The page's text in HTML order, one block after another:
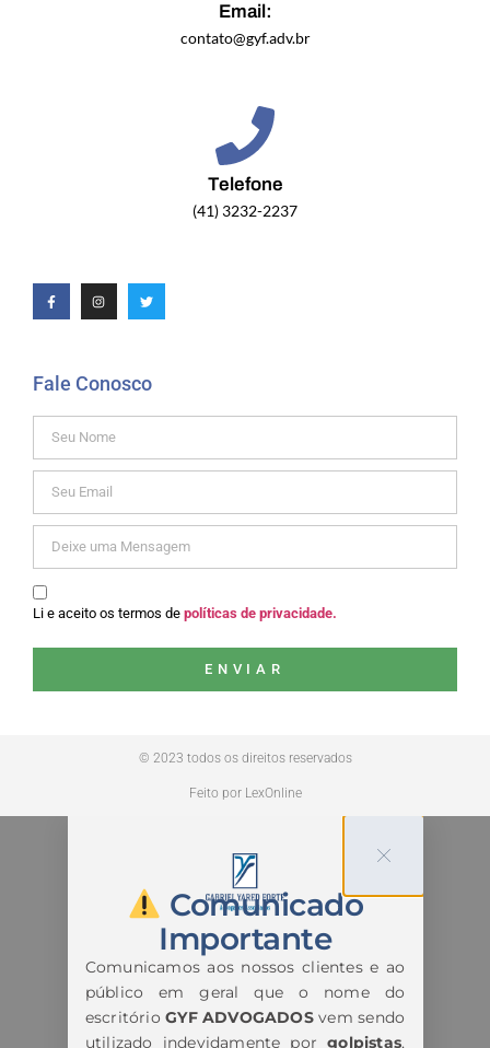
Email:
contato@gyf.adv.br
Telefone
(41) 3232-2237
Fale Conosco
Li e aceito os termos de políticas de privacidade.
ENVIAR
© 2023 todos os direitos reservados
Feito por LexOnline
Comunicado
Importante
Comunicamos aos nossos clientes e ao
público em geral que o nome do
escritório GYF ADVOGADOSvem sendo
utilizado indevidamente por golpistas,